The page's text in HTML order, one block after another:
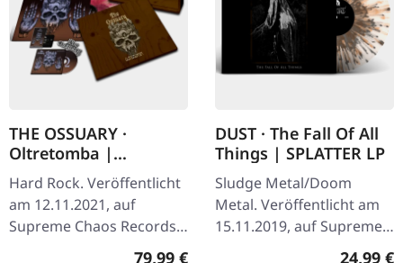
THE OSSUARY ·
Oltretomba |
WOODEN LP/CD/TAPE
BOX
Hard Rock. Veröffentlicht
am 12.11.2021, auf
Supreme Chaos Records.
Extrem schwere brauneRegulärer Preis:
79,99 €
DUST · The Fall Of All
Things | SPLATTER LP
Sludge Metal/Doom
Metal. Veröffentlicht am
15.11.2019, auf Supreme
24,99 €